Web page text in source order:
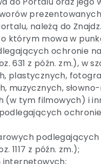
należą do
którym mowa w
ochronie
631 z późn. zm.),
plastycznych,
muzycznych,
(w tym filmowych) i
ochronie
podlegających
1117 z późn. zm.);
internetowych;